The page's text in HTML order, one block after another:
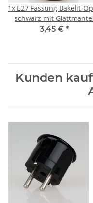
1x E27 Fassung Bakelit-
schwarz mit Glattmantel
M10x1 IG 250V/4A
3,45 € *
Kunden